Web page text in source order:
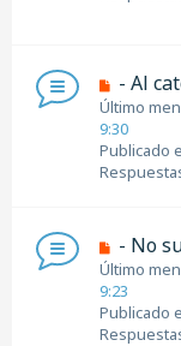
j
e
u
e
v
o
s
a
j
e
- Al
Último
9:30
Publicado
u
e
v
o
- No
Último
9:23
Publicado